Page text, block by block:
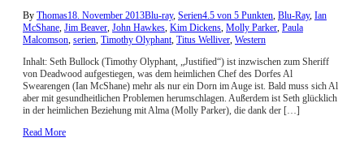
By Thomas18. November 2013Blu-ray, Serien4.5 von 5 Punkten, Blu-Ray, Ian
McShane, Jim Beaver, John Hawkes, Kim Dickens, Molly Parker, Paula
Malcomson, serien, Timothy Olyphant, Titus Welliver, Western
Inhalt: Seth Bullock (Timothy Olyphant, „Justified“) ist inzwischen zum Sheriff
von Deadwood aufgestiegen, was dem heimlichen Chef des Dorfes Al
Swearengen (Ian McShane) mehr als nur ein Dorn im Auge ist. Bald muss sich Al
aber mit gesundheitlichen Problemen herumschlagen. Außerdem ist Seth glücklich
in der heimlichen Beziehung mit Alma (Molly Parker), die dank der […]
Read More